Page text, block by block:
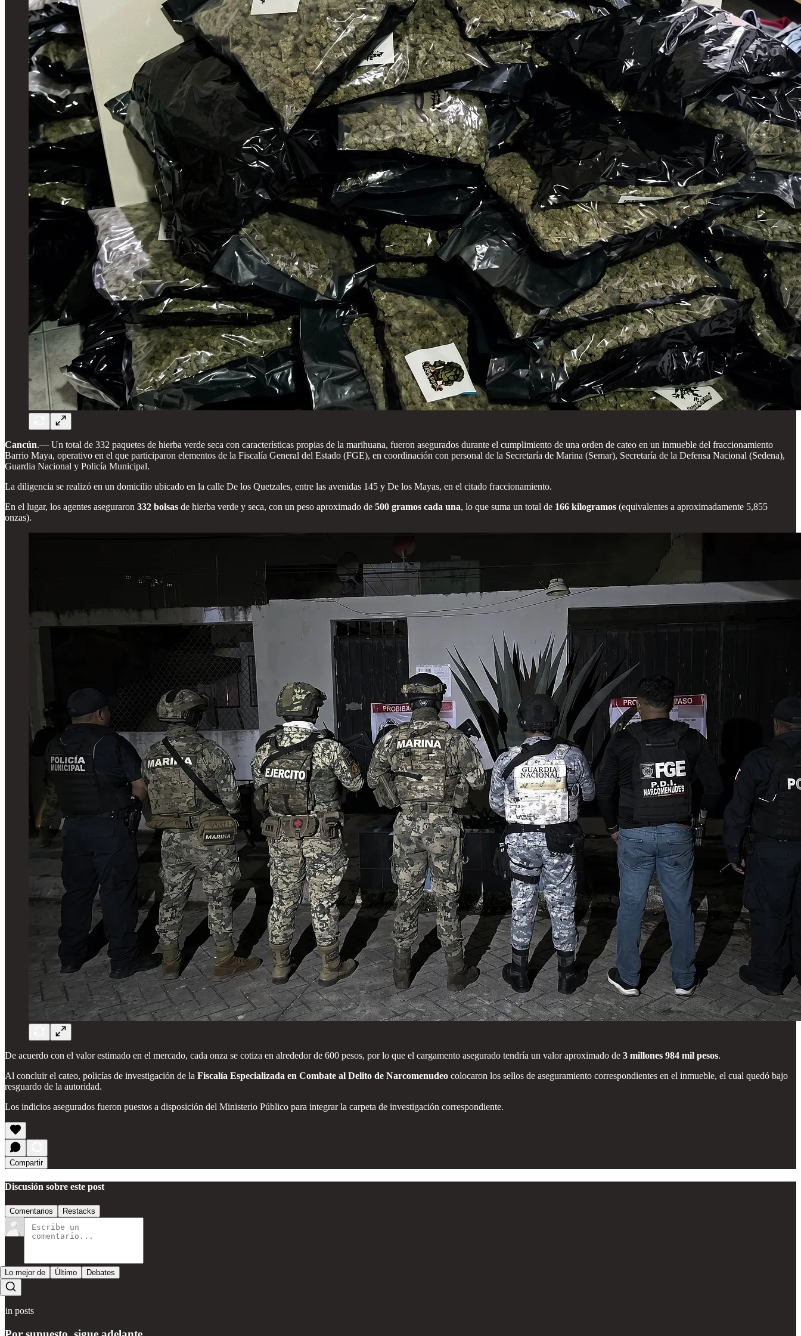
Cancún.— Un total de 332 paquetes de hierba verde seca con características propias de la marihuana, fueron asegurados durante el cumplimiento de una orden de cateo en un inmueble del fraccionamiento
Barrio Maya, operativo en el que participaron elementos de la Fiscalía General del Estado (FGE), en coordinación con personal de la Secretaría de Marina (Semar), Secretaría de la Defensa Nacional (Sedena),
Guardia Nacional y Policía Municipal.
La diligencia se realizó en un domicilio ubicado en la calle De los Quetzales, entre las avenidas 145 y De los Mayas, en el citado fraccionamiento.
En el lugar, los agentes aseguraron 332 bolsas de hierba verde y seca, con un peso aproximado de 500 gramos cada una, lo que suma un total de 166 kilogramos (equivalentes a aproximadamente 5,855
onzas).
De acuerdo con el valor estimado en el mercado, cada onza se cotiza en alrededor de 600 pesos, por lo que el cargamento asegurado tendría un valor aproximado de 3 millones 984 mil pesos.
Al concluir el cateo, policías de investigación de la Fiscalía Especializada en Combate al Delito de Narcomenudeo colocaron los sellos de aseguramiento correspondientes en el inmueble, el cual quedó bajo
resguardo de la autoridad.
Los indicios asegurados fueron puestos a disposición del Ministerio Público para integrar la carpeta de investigación correspondiente.
Compartir
Discusión sobre este post
Comentarios Restacks
Lo mejor de Último Debates
Sin posts